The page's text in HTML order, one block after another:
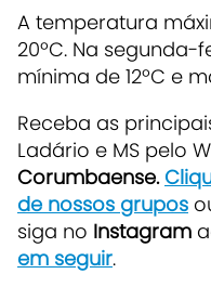
A temperatura
20ºC. Na segunda-
mínima de 12ºC e
Receba as
Ladário e MS pelo
Corumbaense.
de nossos grupos
siga no Instagram
em seguir.